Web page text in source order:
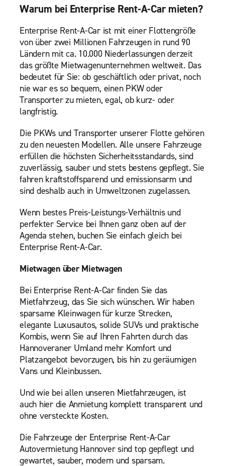
Warum bei Enterprise Rent-A-Car mieten?
Enterprise Rent-A-Car ist mit einer Flottengröße
von über zwei Millionen Fahrzeugen in rund 90
Ländern mit ca. 10.000 Niederlassungen derzeit
das größte Mietwagenunternehmen weltweit. Das
bedeutet für Sie: ob geschäftlich oder privat, noch
nie war es so bequem, einen PKW oder
Transporter zu mieten, egal, ob kurz- oder
langfristig.
Die PKWs und Transporter unserer Flotte gehören
zu den neuesten Modellen. Alle unsere Fahrzeuge
erfüllen die höchsten Sicherheitsstandards, sind
zuverlässig, sauber und stets bestens gepflegt. Sie
fahren kraftstoffsparend und emissionsarm und
sind deshalb auch in Umweltzonen zugelassen.
Wenn bestes Preis-Leistungs-Verhältnis und
perfekter Service bei Ihnen ganz oben auf der
Agenda stehen, buchen Sie einfach gleich bei
Enterprise Rent-A-Car.
Mietwagen über Mietwagen
Bei Enterprise Rent-A-Car finden Sie das
Mietfahrzeug, das Sie sich wünschen. Wir haben
sparsame Kleinwagen für kurze Strecken,
elegante Luxusautos, solide SUVs und praktische
Kombis, wenn Sie auf Ihren Fahrten durch das
Hannoveraner Umland mehr Komfort und
Platzangebot bevorzugen, bis hin zu geräumigen
Vans und Kleinbussen.
Und wie bei allen unseren Mietfahrzeugen, ist
auch hier die Anmietung komplett transparent und
ohne versteckte Kosten.
Die Fahrzeuge der Enterprise Rent-A-Car
Autovermietung Hannover sind top gepflegt und
gewartet, sauber, modern und sparsam.